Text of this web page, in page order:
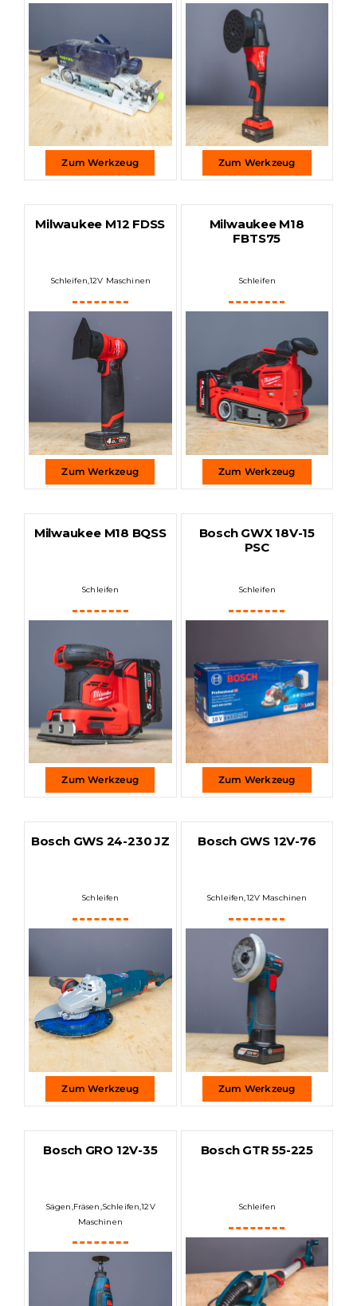
Zum Werkzeug Zum Werkzeug
Milwaukee M12 FDSS
Schleifen,12V Maschinen
Zum Werkzeug
Milwaukee M18
FBTS75
Schleifen
Zum Werkzeug
Milwaukee M18 BQSS
Schleifen
Zum Werkzeug
Bosch GWX 18V-15
PSC
Schleifen
Zum Werkzeug
Bosch GWS 24-230 JZ
Schleifen
Zum Werkzeug
Bosch GWS 12V-76
Schleifen,12V Maschinen
Zum Werkzeug
Bosch GRO 12V-35
Sägen Fräsen Schleifen ,12V
Maschinen
Bosch GTR 55-225
Schleifen